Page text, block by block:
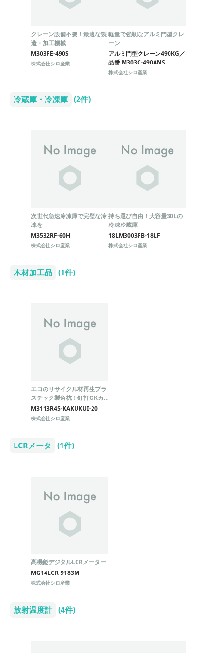
クレーン設備不要！最適な製
造・加工機械
M303FE-490S
株式会社シロ産業
軽量で強靭なアルミ門型クレ
ーン
アルミ門型クレーン490KG／
品番 M303C-490ANS
株式会社シロ産業
冷蔵庫・冷凍庫 (2件)
次世代急速冷凍庫で完璧な冷
凍を
M3532RF-60H
株式会社シロ産業
持ち運び自由！大容量30Lの
冷凍冷蔵庫
18LM3003FB-18LF
株式会社シロ産業
木材加工品 (1件)
エコのリサイクル材再生プラ
スチック製角杭！釘打OKカ
ットOK削りOK腐食しない錆
びない木材代替品
M3113R45-KAKUKUI-20
株式会社シロ産業
LCRメータ (1件)
高機能デジタルLCRメーター
MG14LCR-9183M
株式会社シロ産業
放射温度計 (4件)